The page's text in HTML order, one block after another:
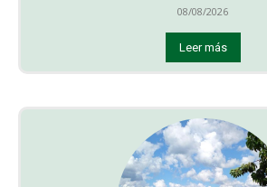
08/08/2026
Leer más